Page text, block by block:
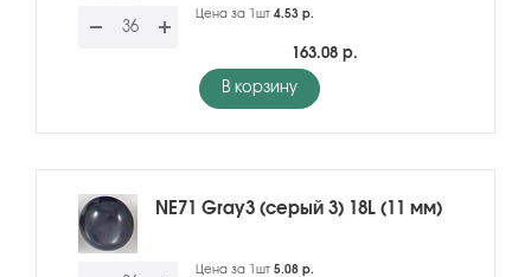
Цена за 1шт 4.53 р.
163.08 р.
В корзину
NE71 Gray3 (серый 3) 18L (11 мм)
Цена за 1шт 5.08 р.